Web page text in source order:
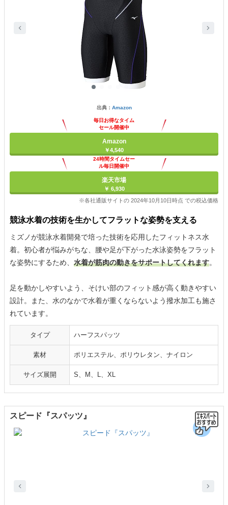
出典： Amazon
毎日お得なタイム
セール開催中
Amazon
￥4,540
24時間タイムセー
ル毎日開催中
楽天市場
￥ 6,930
※各社通販サイトの 2024年10月10日時点 での税込価格
競泳水着の技術を生かしてフラットな姿勢を支える
ミズノが競泳水着開発で培った技術を応用したフィットネス水
着。初心者が悩みがちな、腰や足が下がった水泳姿勢をフラット
な姿勢にするため、 水着が筋肉の動きをサポートしてくれます。
足を動かしやすいよう、そけい部のフィット感が高く動きやすい
設計。また、水のなかで水着が重くならないよう撥水加工も施さ
れています。
タイプ ハーフスパッツ
素材 ポリエステル、ポリウレタン、ナイロン
サイズ展開 S、M、L、XL
スピード『スパッツ』